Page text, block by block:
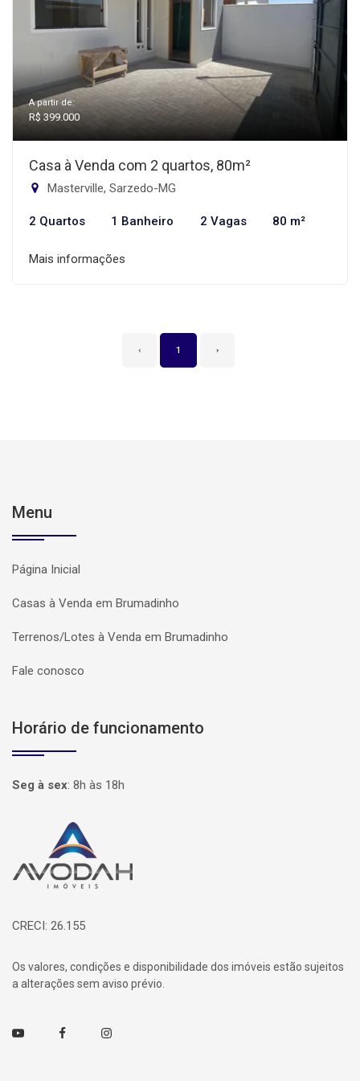
A partir de:
R$ 399.000
Casa à Venda com 2 quartos, 80m²
Masterville, Sarzedo-MG
2 Quartos 1 Banheiro 2 Vagas 80 m²
Mais informações
‹ 1 ›
Menu
Página Inicial
Casas à Venda em Brumadinho
Terrenos/Lotes à Venda em Brumadinho
Fale conosco
Horário de funcionamento
Seg à sex: 8h às 18h
Página inicial
CRECI: 26.155
Os valores, condições e disponibilidade dos imóveis estão sujeitos
a alterações sem aviso prévio.
Youtube FacebookInstagram